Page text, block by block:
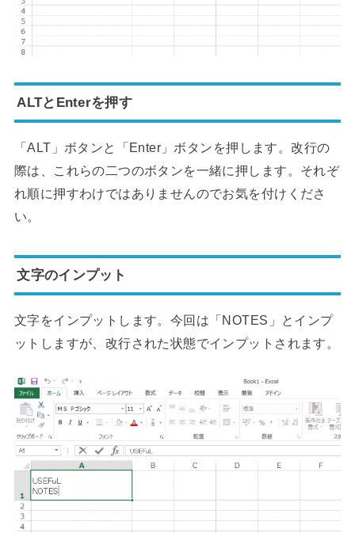
ALTとEnterを押す
「ALT」ボタンと「Enter」ボタンを押します。改行の
際は、これらの二つのボタンを一緒に押します。それぞ
れ順に押すわけではありませんのでお気を付けくださ
い。
文字のインプット
文字をインプットします。今回は「NOTES」とインプ
ットしますが、改行された状態でインプットされます。